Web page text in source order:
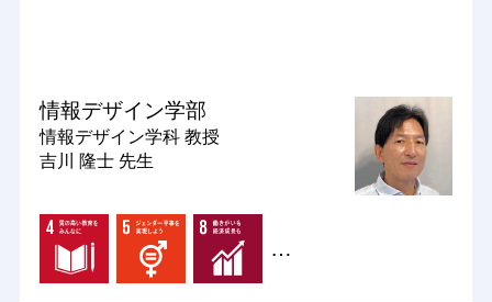
情報デザイン学部
情報デザイン学科 教授
吉川 隆士 先生
…